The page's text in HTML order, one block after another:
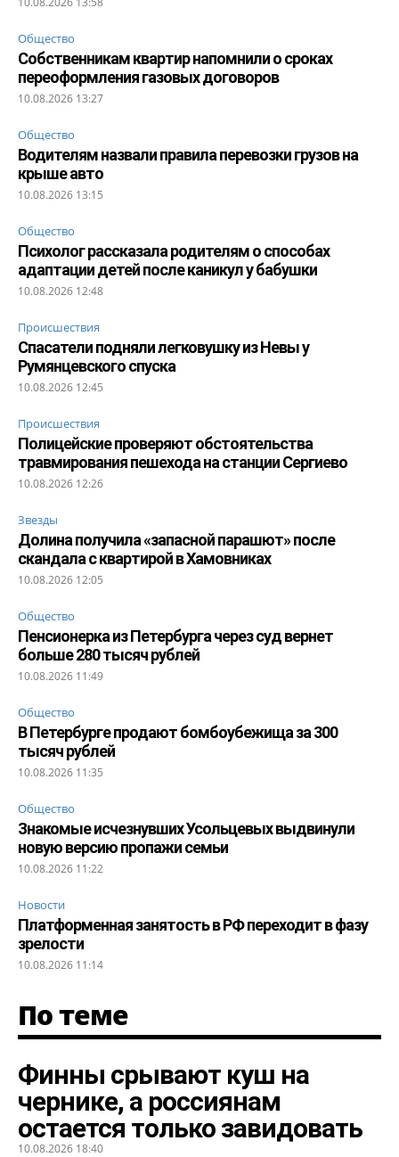
Общество
Собственникам квартир напомнили о сроках
переоформления газовых договоров
10.08.2026 13:27
Общество
Водителям назвали правила перевозки грузов на
крыше авто
10.08.2026 13:15
Общество
Психолог рассказала родителям о способах
адаптации детей после каникул у бабушки
10.08.2026 12:48
Происшествия
Спасатели подняли легковушку из Невы у
Румянцевского спуска
10.08.2026 12:45
Происшествия
Полицейские проверяют обстоятельства
травмирования пешехода на станции Сергиево
10.08.2026 12:26
Звезды
Долина получила «запасной парашют» после
скандала с квартирой в Хамовниках
10.08.2026 12:05
Общество
Пенсионерка из Петербурга через суд вернет
больше 280 тысяч рублей
10.08.2026 11:49
Общество
В Петербурге продают бомбоубежища за 300
тысяч рублей
10.08.2026 11:35
Общество
Знакомые исчезнувших Усольцевых выдвинули
новую версию пропажи семьи
10.08.2026 11:22
Новости
Платформенная занятость в РФ переходит в фазу
зрелости
10.08.2026 11:14
По теме
Финны срывают куш на
чернике, а россиянам
остается только завидовать
10.08.2026 18:40